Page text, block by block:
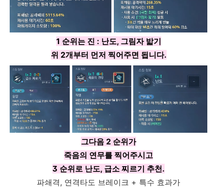
1 순위는 진 : 난도, 그림자 밟기
위 2개부터 먼저 찍어주면 됩니다.
그다음 2 순위가
죽음의 연무를 찍어주시고
3 순위로 난도, 급소 찌르기 추천.
파쇄격, 연격타도 브레이크 + 특수 효과가